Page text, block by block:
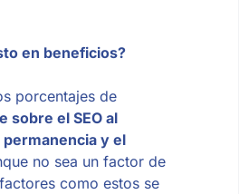
en beneficios?
porcentajes de
sobre el SEO al
y el
no sea un factor de
como estos se